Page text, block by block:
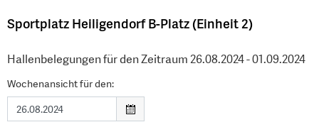
Sportplatz Heiligendorf B-Platz (Einheit 2)
Hallenbelegungen für den Zeitraum 26.08.2024 - 01.09.2024
Wochenansicht für den: